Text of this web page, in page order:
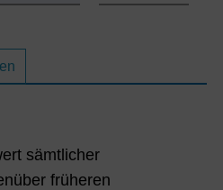
sämtlicher
früheren